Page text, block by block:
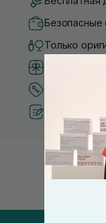
Безопасные
Только
Система
Лучшие